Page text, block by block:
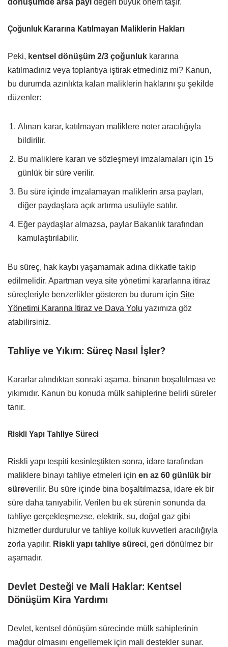
Çoğunluk Kararına Katılmayan Maliklerin Hakları
Peki, kentsel dönüşüm 2/3 çoğunluk kararına
katılmadınız veya toplantıya iştirak etmediniz mi? Kanun,
bu durumda azınlıkta kalan maliklerin haklarını şu şekilde
düzenler:
Alınan karar, katılmayan maliklere noter aracılığıyla
bildirilir.
Bu maliklere kararı ve sözleşmeyi imzalamaları için 15
günlük bir süre verilir.
Bu süre içinde imzalamayan maliklerin arsa payları,
diğer paydaşlara açık artırma usulüyle satılır.
Eğer paydaşlar almazsa, paylar Bakanlık tarafından
kamulaştırılabilir.
Bu süreç, hak kaybı yaşamamak adına dikkatle takip
edilmelidir. Apartman veya site yönetimi kararlarına itiraz
süreçleriyle benzerlikler gösteren bu durum için Site
Yönetimi Kararına İtiraz ve Dava Yolu yazımıza göz
atabilirsiniz.
Tahliye ve Yıkım: Süreç Nasıl İşler?
Kararlar alındıktan sonraki aşama, binanın boşaltılması ve
yıkımıdır. Kanun bu konuda mülk sahiplerine belirli süreler
tanır.
Riskli Yapı Tahliye Süreci
Riskli yapı tespiti kesinleştikten sonra, idare tarafından
maliklere binayı tahliye etmeleri için en az 60 günlük bir
süreverilir. Bu süre içinde bina boşaltılmazsa, idare ek bir
süre daha tanıyabilir. Verilen bu ek sürenin sonunda da
tahliye gerçekleşmezse, elektrik, su, doğal gaz gibi
hizmetler durdurulur ve tahliye kolluk kuvvetleri aracılığıyla
zorla yapılır. Riskli yapı tahliye süreci, geri dönülmez bir
aşamadır.
Devlet Desteği ve Mali Haklar: Kentsel
Dönüşüm Kira Yardımı
Devlet, kentsel dönüşüm sürecinde mülk sahiplerinin
mağdur olmasını engellemek için mali destekler sunar.